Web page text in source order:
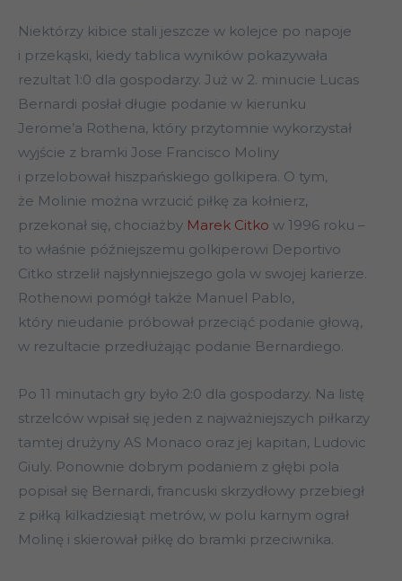
Niektórzy kibice stali jeszcze w kolejce po napoje
i przekąski, kiedy tablica wyników pokazywała
rezultat 1:0 dla gospodarzy. Już w 2. minucie Lucas
Bernardi posłał długie podanie w kierunku
Jerome’a Rothena, który przytomnie wykorzystał
wyjście z bramki Jose Francisco Moliny
i przelobował hiszpańskiego golkipera. O tym,
że Molinie można wrzucić piłkę za kołnierz,
przekonał się, chociażby Marek Citko w 1996 roku –
to właśnie późniejszemu golkiperowi Deportivo
Citko strzelił najsłynniejszego gola w swojej karierze.
Rothenowi pomógł także Manuel Pablo,
który nieudanie próbował przeciąć podanie głową,
w rezultacie przedłużając podanie Bernardiego.
Po 11 minutach gry było 2:0 dla gospodarzy. Na listę
strzelców wpisał się jeden z najważniejszych piłkarzy
tamtej drużyny AS Monaco oraz jej kapitan, Ludovic
Giuly. Ponownie dobrym podaniem z głębi pola
popisał się Bernardi, francuski skrzydłowy przebiegł
z piłką kilkadziesiąt metrów, w polu karnym ograł
Molinę i skierował piłkę do bramki przeciwnika.